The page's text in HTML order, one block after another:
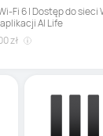
Fi 6 | Dostęp do sieci
AI Life
zł